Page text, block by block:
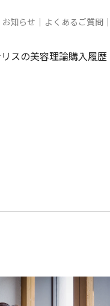
お知らせ よくあるご質問
リスの美容理論購入履歴